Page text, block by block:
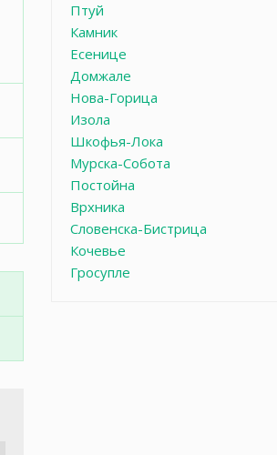
Птуй
Камник
Есенице
Домжале
Нова-Горица
Изола
Шкофья-Лока
Мурска-Собота
Постойна
Врхника
Словенска-Бистрица
Кочевье
Гросупле